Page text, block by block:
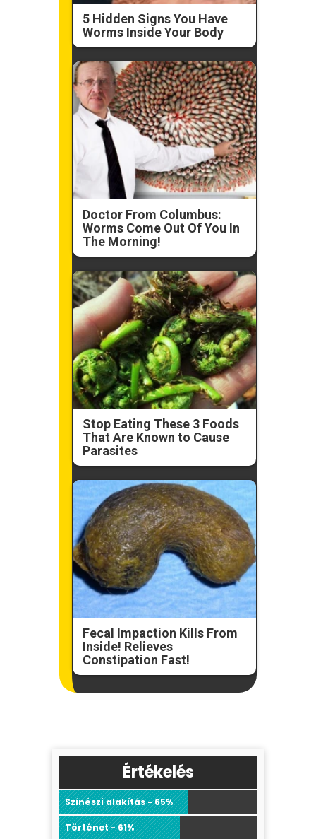
5 Hidden Signs You Have
Worms Inside Your Body
Doctor From Columbus:
Worms Come Out Of You In
The Morning!
Stop Eating These 3 Foods
That Are Known to Cause
Parasites
Fecal Impaction Kills From
Inside! Relieves
Constipation Fast!
Értékelés
Színészi alakítás - 65%
Történet - 61%